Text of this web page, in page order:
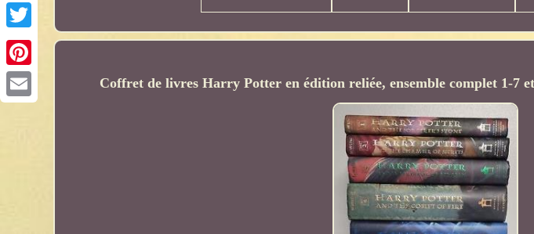
Coffret de livres Harry Potter en édition reliée, ensemble complet 1-7